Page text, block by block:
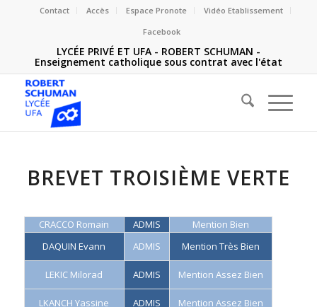
Contact Accès Espace Pronote
Vidéo Etablissement
Facebook
LYCÉE PRIVÉ ET UFA - ROBERT SCHUMAN -
Enseignement catholique sous contrat avec l'état
BREVET TROISIÈME VERTE
CRACCO Romain ADMIS
Mention Bien
DAQUIN Evann
ADMIS Mention Très Bien
LEKIC Milorad ADMIS Mention Assez Bien
LKANCH Yassine ADMIS Mention Assez Bien